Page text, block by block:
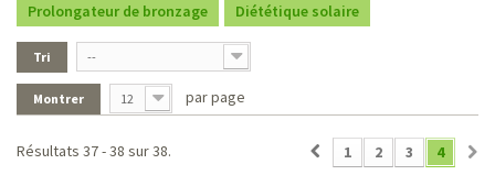
Prolongateur de bronzage
Diététique solaire
Tri --
Montrer 12 par page
1 2 3 4
Résultats 37 - 38 sur 38.